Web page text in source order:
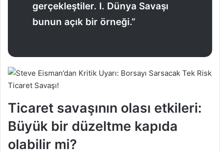
gerçekleştiler. I. Dünya Savaşı
bunun açık bir örneği.”
Ticaret savaşının olası etkileri:
Büyük bir düzeltme kapıda
olabilir mi?